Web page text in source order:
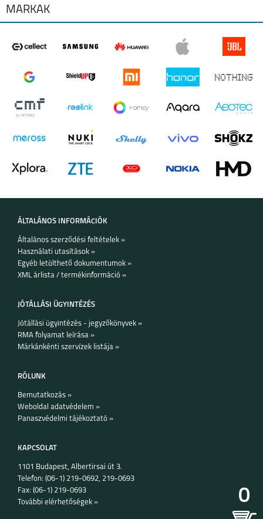
MÁRKÁK
ÁLTALÁNOS INFORMÁCIÓK
Általános szerződési feltételek »
Használati utasítások »
Egyéb letölthető dokumentumok »
XML árlista / termékinformáció »
JÓTÁLLÁSI ÜGYINTÉZÉS
Jótállási ügyintézés - jegyzőkönyvek »
RMA folyamat leírása »
Márkánkénti szervízek listája »
RÓLUNK
Bemutatkozás »
Weboldal adatvédelem »
Panaszvédelmi tájékoztató »
KAPCSOLAT
1101 Budapest, Albertirsai út 3.
Telefon: (06-1) 219-0692, 219-0693
Fax: (06-1) 219-0693
További elérhetőségek »
0